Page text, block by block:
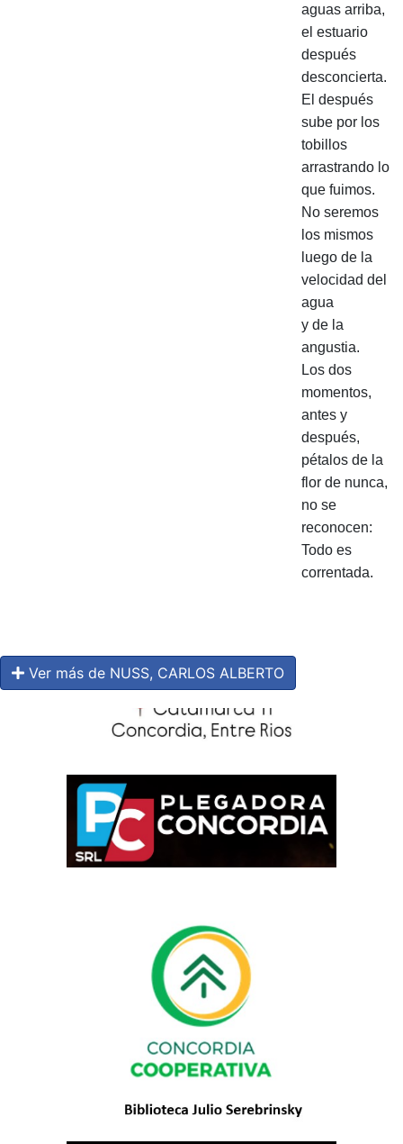
aguas arriba,
el estuario
después
desconcierta.
El después
sube por los
tobillos
arrastrando lo
que fuimos.
No seremos
los mismos
luego de la
velocidad del
agua
y de la
angustia.
Los dos
momentos,
antes y
después,
pétalos de la
flor de nunca,
no se
reconocen:
Todo es
correntada.
Ver más de NUSS, CARLOS ALBERTO